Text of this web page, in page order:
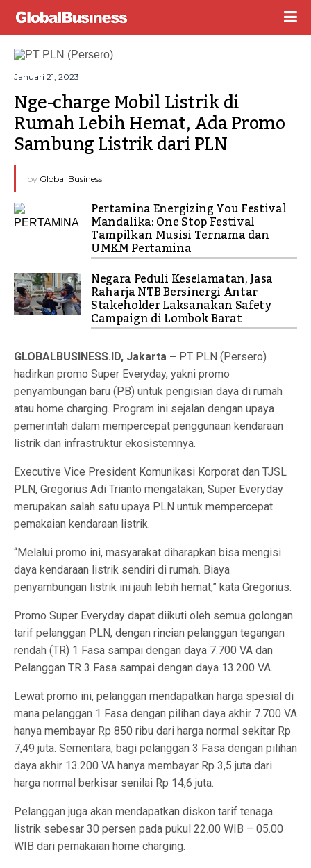
Januari 21, 2023
Nge-charge Mobil Listrik di
Rumah Lebih Hemat, Ada Promo
Sambung Listrik dari PLN
by Global Business
Pertamina Energizing You Festival
Mandalika: One Stop Festival
Tampilkan Musisi Ternama dan
UMKM Pertamina
Negara Peduli Keselamatan, Jasa
Raharja NTB Bersinergi Antar
Stakeholder Laksanakan Safety
Campaign di Lombok Barat
GLOBALBUSINESS.ID, Jakarta – PT PLN (Persero)
hadirkan promo Super Everyday, yakni promo
penyambungan baru (PB) untuk pengisian daya di rumah
atau home charging. Program ini sejalan dengan upaya
pemerintah dalam mempercepat penggunaan kendaraan
listrik dan infrastruktur ekosistemnya.
Executive Vice President Komunikasi Korporat dan TJSL
PLN, Gregorius Adi Trianto mengatakan, Super Everyday
merupakan salah satu upaya PLN untuk mempercepat
pemakaian kendaraan listrik.
“Melalui promo ini, masyarakat diharapkan bisa mengisi
daya kendaraan listrik sendiri di rumah. Biaya
penyambungan listrik ini jauh lebih hemat,” kata Gregorius.
Promo Super Everyday dapat diikuti oleh semua golongan
tarif pelanggan PLN, dengan rincian pelanggan tegangan
rendah (TR) 1 Fasa sampai dengan daya 7.700 VA dan
Pelanggan TR 3 Fasa sampai dengan daya 13.200 VA.
Lewat promo ini, pelanggan mendapatkan harga spesial di
mana pelanggan 1 Fasa dengan pilihan daya akhir 7.700 VA
hanya membayar Rp 850 ribu dari harga normal sekitar Rp
7,49 juta. Sementara, bagi pelanggan 3 Fasa dengan pilihan
daya akhir 13.200 VA hanya membayar Rp 3,5 juta dari
harga normal berkisar senilai Rp 14,6 juta.
Pelanggan juga akan mendapatkan diskon tarif tenaga
listrik sebesar 30 persen pada pukul 22.00 WIB – 05.00
WIB dari pemakaian home charging.